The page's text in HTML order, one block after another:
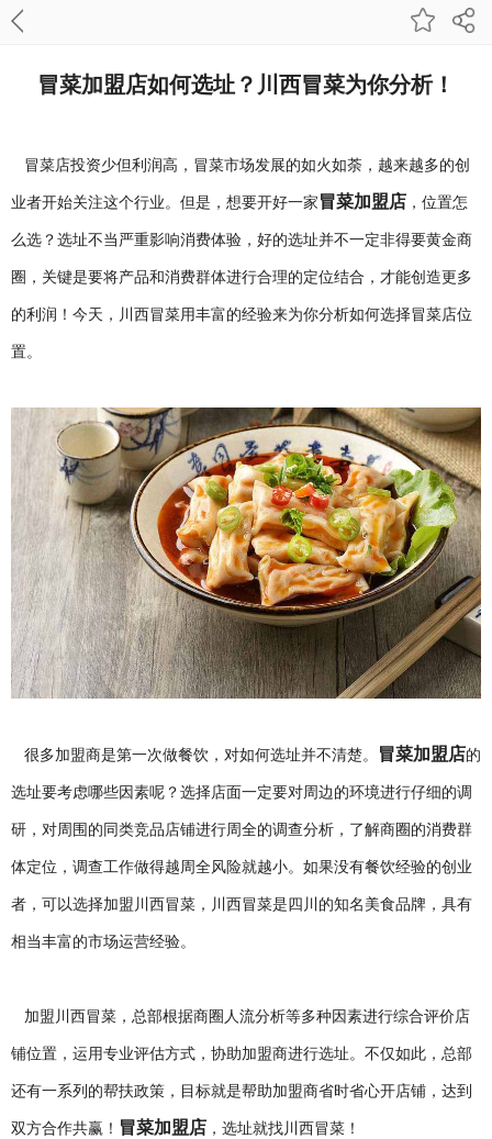
冒菜加盟店如何选址？川西冒菜为你分析！
冒菜店投资少但利润高，冒菜市场发展的如火如荼，越来越多的创
业者开始关注这个行业。但是，想要开好一家 冒菜加盟店 ，位置怎
么选？选址不当严重影响消费体验，好的选址并不一定非得要黄金商
圈，关键是要将产品和消费群体进行合理的定位结合，才能创造更多
的利润！今天，川西冒菜用丰富的经验来为你分析如何选择冒菜店位
置。
很多加盟商是第一次做餐饮，对如何选址并不清楚。 冒菜加盟店的
选址要考虑哪些因素呢？选择店面一定要对周边的环境进行仔细的调
研，对周围的同类竞品店铺进行周全的调查分析，了解商圈的消费群
体定位，调查工作做得越周全风险就越小。如果没有餐饮经验的创业
者，可以选择加盟川西冒菜，川西冒菜是四川的知名美食品牌，具有
相当丰富的市场运营经验。
加盟川西冒菜，总部根据商圈人流分析等多种因素进行综合评价店
铺位置，运用专业评估方式，协助加盟商进行选址。不仅如此，总部
还有一系列的帮扶政策，目标就是帮助加盟商省时省心开店铺，达到
双方合作共赢！ 冒菜加盟店 ，选址就找川西冒菜！